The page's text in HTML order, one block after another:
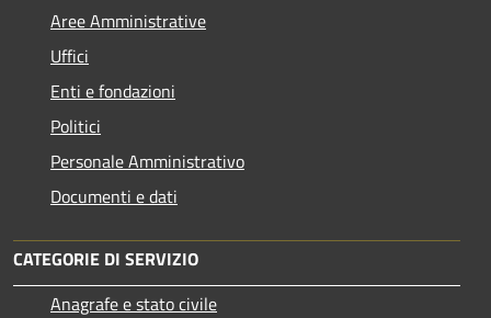
Aree Amministrative
Uffici
Enti e fondazioni
Politici
Personale Amministrativo
Documenti e dati
CATEGORIE DI SERVIZIO
Anagrafe e stato civile